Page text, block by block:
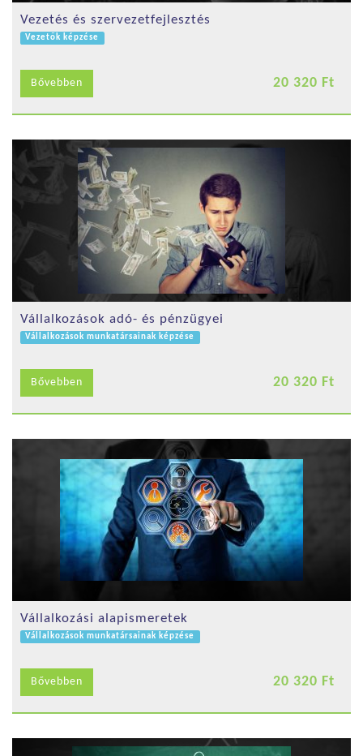
Vezetés és szervezetfejlesztés
Vezetők képzése
20 320 Ft
Bővebben
Vállalkozások adó- és pénzügyei
Vállalkozások munkatársainak képzése
20 320 Ft
Bővebben
Vállalkozási alapismeretek
Vállalkozások munkatársainak képzése
20 320 Ft
Bővebben